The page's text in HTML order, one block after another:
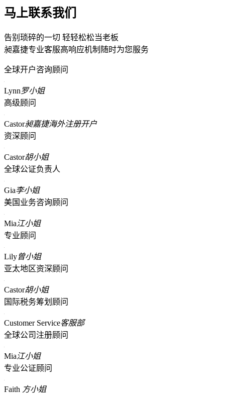
马上联系我们
告别琐碎的一切 轻轻松松当老板
昶嘉捷专业客服高响应机制随时为您服务
全球开户咨询顾问
Lynn罗小姐
高级顾问
Castor昶嘉捷海外注册开户
资深顾问
Castor胡小姐
全球公证负责人
Gia李小姐
美国业务咨询顾问
Mia江小姐
专业顾问
Lily曾小姐
亚太地区资深顾问
Castor胡小姐
国际税务筹划顾问
Customer Service客服部
全球公司注册顾问
Mia江小姐
专业公证顾问
Faith 方小姐